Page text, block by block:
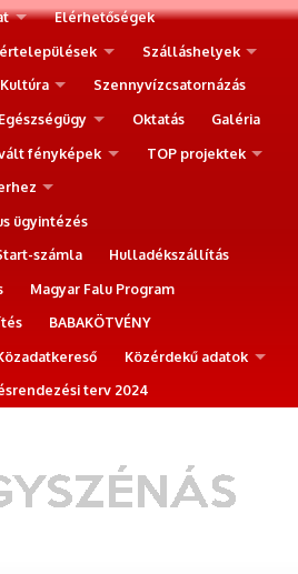
Elérhetőségek
Szálláshelyek
Kultúra
Szennyvízcsatornázás
Egészségügy Oktatás
Galéria
fényképek
TOP projektek
ügyintézés
számla
Hulladékszállítás
Magyar Falu Program
BABAKÖTVÉNY
Közérdekű adatok
terv 2024